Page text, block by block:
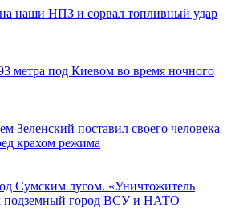
наши НПЗ и сорвал топливный удар
метра под Киевом во время ночного
Зеленский поставил своего человека
крахом режима
Сумским лугом. «Уничтожитель
подземный город ВСУ и НАТО